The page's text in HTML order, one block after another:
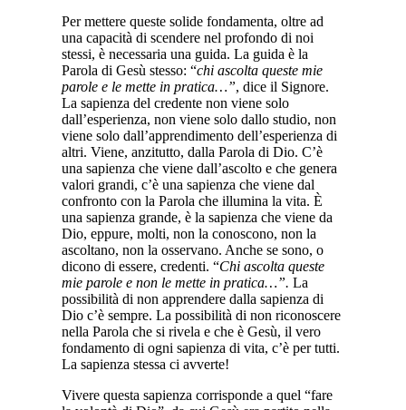
Per mettere queste solide fondamenta, oltre ad
una capacità di scendere nel profondo di noi
stessi, è necessaria una guida. La guida è la
Parola di Gesù stesso: “chi ascolta queste mie
parole e le mette in pratica…”, dice il Signore.
La sapienza del credente non viene solo
dall’esperienza, non viene solo dallo studio, non
viene solo dall’apprendimento dell’esperienza di
altri. Viene, anzitutto, dalla Parola di Dio. C’è
una sapienza che viene dall’ascolto e che genera
valori grandi, c’è una sapienza che viene dal
confronto con la Parola che illumina la vita. È
una sapienza grande, è la sapienza che viene da
Dio, eppure, molti, non la conoscono, non la
ascoltano, non la osservano. Anche se sono, o
dicono di essere, credenti. “Chi ascolta queste
mie parole e non le mette in pratica…”. La
possibilità di non apprendere dalla sapienza di
Dio c’è sempre. La possibilità di non riconoscere
nella Parola che si rivela e che è Gesù, il vero
fondamento di ogni sapienza di vita, c’è per tutti.
La sapienza stessa ci avverte!
Vivere questa sapienza corrisponde a quel “fare